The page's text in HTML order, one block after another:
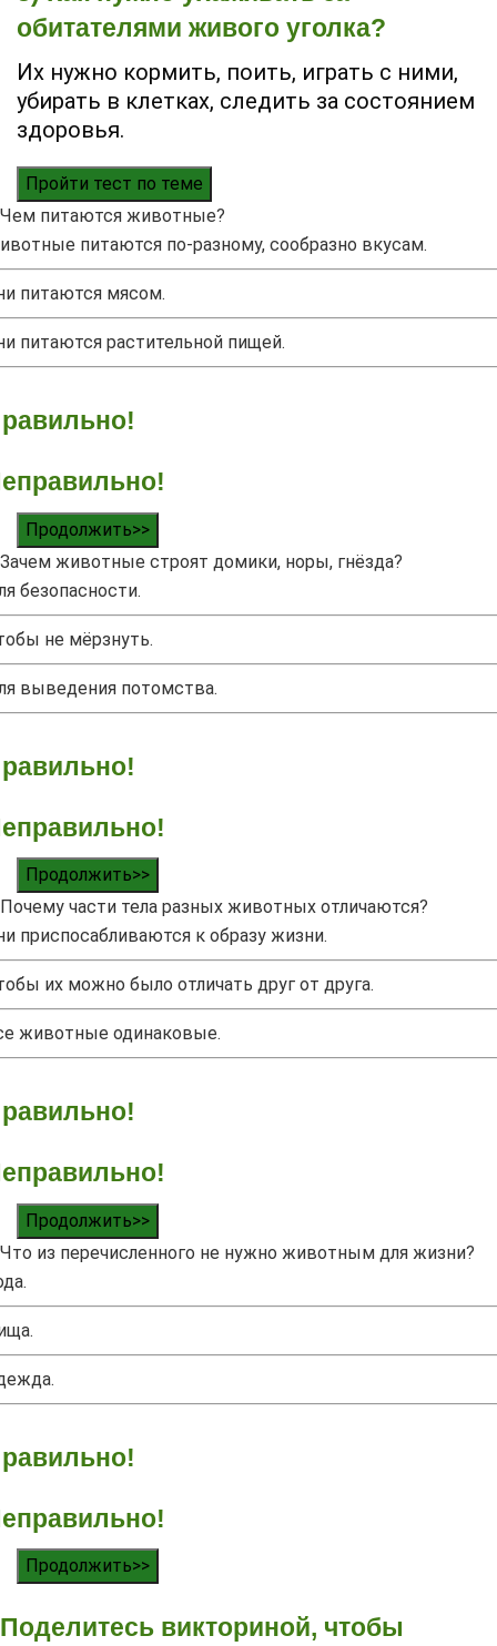
обитателями живого уголка?
Их нужно кормить, поить, играть с ними,
убирать в клетках, следить за состоянием
здоровья.
Пройти тест по теме
Чем питаются животные?
питаются по-разному, сообразно вкусам.
питаются мясом.
питаются растительной пищей.
Продолжить>>
Зачем животные строят домики, норы, гнёзда?
безопасности.
не мёрзнуть.
выведения потомства.
Продолжить>>
Почему части тела разных животных отличаются?
приспосабливаются к образу жизни.
их можно было отличать друг от друга.
животные одинаковые.
Продолжить>>
Что из перечисленного не нужно животным для жизни?
Продолжить>>
Поделитесь викториной, чтобы